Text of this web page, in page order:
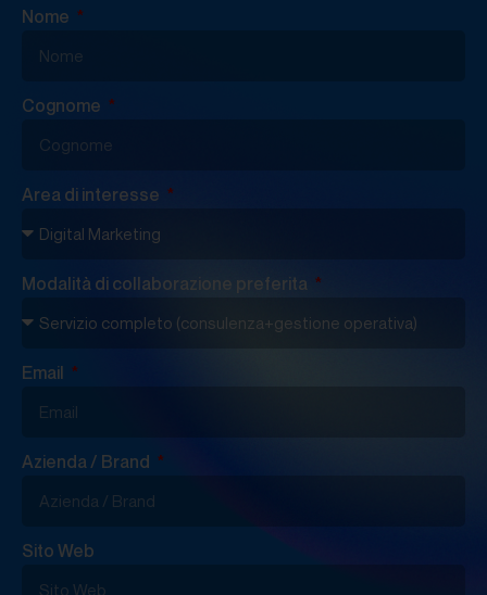
Nome
Cognome
Area di interesse
Modalità di collaborazione preferita
Email
Azienda / Brand
Sito Web